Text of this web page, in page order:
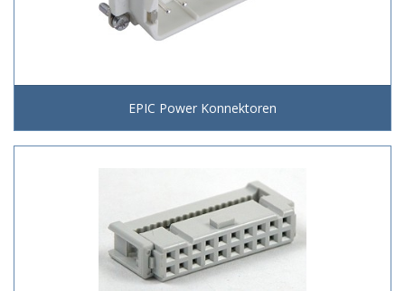
EPIC Power Konnektoren